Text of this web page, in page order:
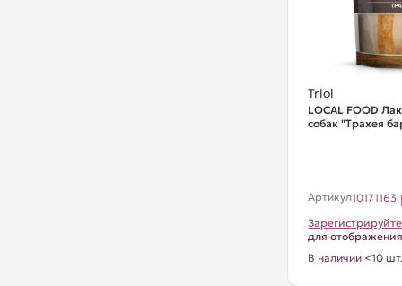
Triol
LOCAL FOOD
собак "Трахея
Артикул10171163
для
В наличии <10